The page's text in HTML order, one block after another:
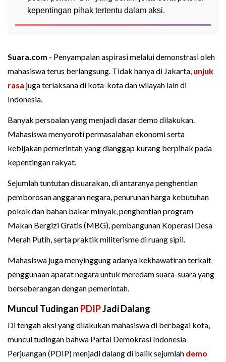
kepentingan pihak tertentu dalam aksi.
Suara.com - Penyampaian aspirasi melalui demonstrasi oleh
mahasiswa terus berlangsung. Tidak hanya di Jakarta, unjuk
rasa juga terlaksana di kota-kota dan wilayah lain di
Indonesia.
Banyak persoalan yang menjadi dasar demo dilakukan.
Mahasiswa menyoroti permasalahan ekonomi serta
kebijakan pemerintah yang dianggap kurang berpihak pada
kepentingan rakyat.
Sejumlah tuntutan disuarakan, di antaranya penghentian
pemborosan anggaran negara, penurunan harga kebutuhan
pokok dan bahan bakar minyak, penghentian program
Makan Bergizi Gratis (MBG), pembangunan Koperasi Desa
Merah Putih, serta praktik militerisme di ruang sipil.
Mahasiswa juga menyinggung adanya kekhawatiran terkait
penggunaan aparat negara untuk meredam suara-suara yang
berseberangan dengan pemerintah.
Muncul Tudingan PDIPJadi Dalang
Di tengah aksi yang dilakukan mahasiswa di berbagai kota,
muncul tudingan bahwa Partai Demokrasi Indonesia
Perjuangan (PDIP) menjadi dalang di balik sejumlah demo